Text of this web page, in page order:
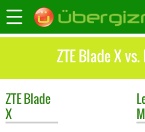
ZTE Blade X
ZTEBlade
X